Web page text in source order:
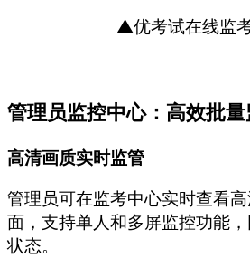
▲优考试在线监
管理员监控中心：高效批
高清画质实时监管
管理员可在监考中心实时查看
面，支持单人和多屏监控功能
状态。